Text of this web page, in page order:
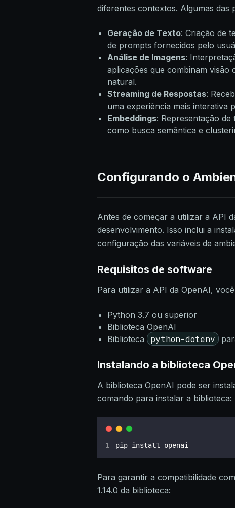
diferentes contextos. Algumas das
Geração de Texto: Criação de
de prompts fornecidos pelo
Análise de Imagens:
aplicações que combinam visão
natural.
Streaming de Respostas:
uma experiência mais interativa
Embeddings: Representação
como busca semântica e
Configurando o
Antes de começar a utilizar a API
desenvolvimento. Isso inclui a
configuração das variáveis de
Requisitos de software
Para utilizar a API da OpenAI,
Python 3.7 ou superior
Biblioteca OpenAI
Biblioteca
python-dotenv
Instalando a biblioteca
A biblioteca OpenAI pode ser
comando para instalar a biblioteca:
pip install openai
Para garantir a compatibilidade
1.14.0 da biblioteca: